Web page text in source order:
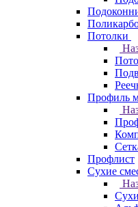
Потолки
Профиль
Профлист
Сухие